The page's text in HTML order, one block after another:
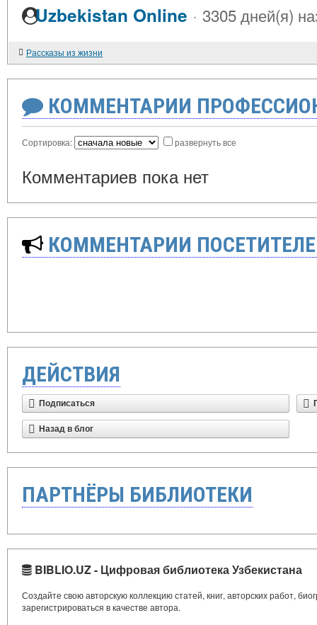
Uzbekistan Online · 3305 дней(я)
Рассказы из жизни
КОММЕНТАРИИ
Сортировка: развернуть все
Комментариев пока нет
КОММЕНТАРИИ
ДЕЙСТВИЯ
Подписаться
Назад в блог
ПАРТНЁРЫ БИБЛИОТЕКИ
BIBLIO.UZ - Цифровая библиотека Узбекистана
Создайте свою авторскую коллекцию статей, книг, авторских работ,
зарегистрироваться в качестве автора.